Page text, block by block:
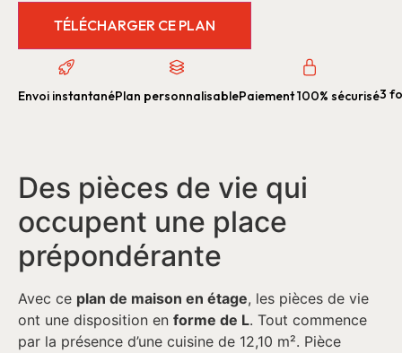
TÉLÉCHARGER CE PLAN
Envoi instantanéPlan personnalisablePaiement 100% sécurisé3
Des pièces de vie qui
occupent une place
prépondérante
Avec ce plan de maison en étage, les pièces de vie
ont une disposition en forme de L. Tout commence
par la présence d’une cuisine de 12,10 m². Pièce